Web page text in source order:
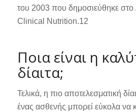
του 2003 που δημοσιεύθηκε
Clinical Nutrition.12
Ποια είναι η
δίαιτα;
Τελικά, η πιο αποτελεσματική
ένας ασθενής μπορεί εύκολα να